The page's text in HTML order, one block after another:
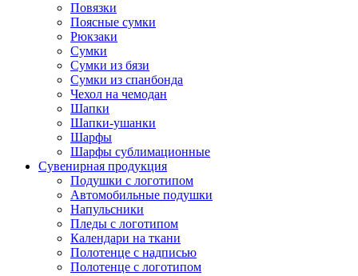
Повязки
Поясные сумки
Рюкзаки
Сумки
Сумки из бязи
Сумки из спанбонда
Чехол на чемодан
Шапки
Шапки-ушанки
Шарфы
Шарфы сублимационные
Сувенирная продукция
Подушки с логотипом
Автомобильные подушки
Напульсники
Пледы с логотипом
Календари на ткани
Полотенце с надписью
Полотенце с логотипом